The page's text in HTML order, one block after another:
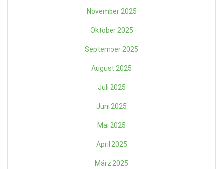
November 2025
Oktober 2025
September 2025
August 2025
Juli 2025
Juni 2025
Mai 2025
April 2025
März 2025